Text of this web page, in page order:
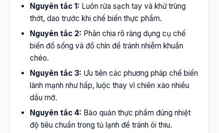
Nguyên tắc 1: Luôn rửa sạch tay và khử trùng
thớt, dao trước khi chế biến thực phẩm.
Nguyên tắc 2: Phân chia rõ ràng dụng cụ chế
biến đồ sống và đồ chín để tránh nhiễm khuẩn
chéo.
Nguyên tắc 3: Ưu tiên các phương pháp chế biến
lành mạnh như hấp, luộc thay vì chiên xào nhiều
dầu mỡ.
Nguyên tắc 4: Bảo quản thực phẩm đúng nhiệt
độ tiêu chuẩn trong tủ lạnh để tránh ôi thiu.